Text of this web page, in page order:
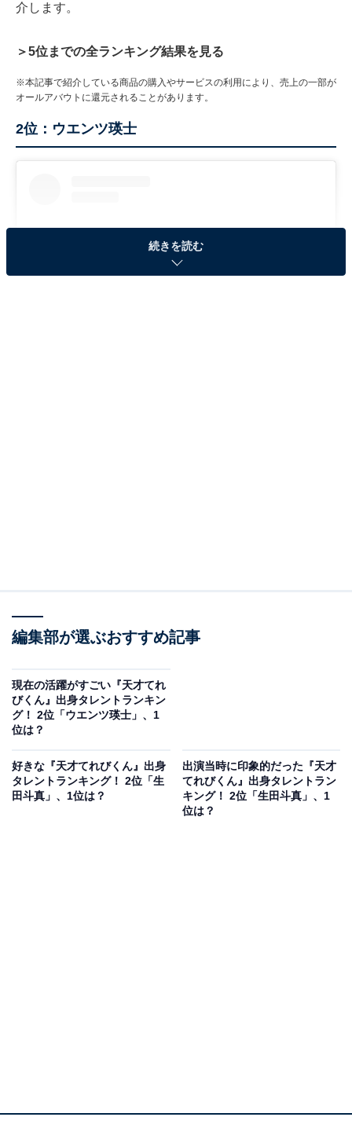
介します。
＞5位までの全ランキング結果を見る
※本記事で紹介している商品の購入やサービスの利用により、売上の一部が
オールアバウトに還元されることがあります。
2位：ウエンツ瑛士
2位には「ウエンツ瑛士」さんが輝きました。
始。子役として活動していたウエンツさんは、1995年～
2000年まで『天才てれびくん』と『天才てれびくんワイ
ド』に出演しています。格好いい二枚目キャラとして番
びくん』を代表するタレントで、父親がドイツ系アメリ
カ人ということもあり美しい顔立ちから「天使系美少
続きを読む
編集部が選ぶおすすめ記事
現在の活躍がすごい『天才てれ
びくん』出身タレントランキン
グ！ 2位「ウエンツ瑛士」、1
位は？
好きな『天才てれびくん』出身
タレントランキング！ 2位「生
田斗真」、1位は？
出演当時に印象的だった『天才
てれびくん』出身タレントラン
キング！ 2位「生田斗真」、1
位は？